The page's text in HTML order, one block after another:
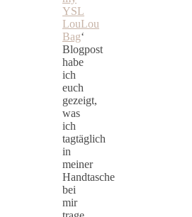
YSL
LouLou
Bag‘
Blogpost
habe
ich
euch
gezeigt,
was
ich
tagtäglich
in
meiner
Handtasche
bei
mir